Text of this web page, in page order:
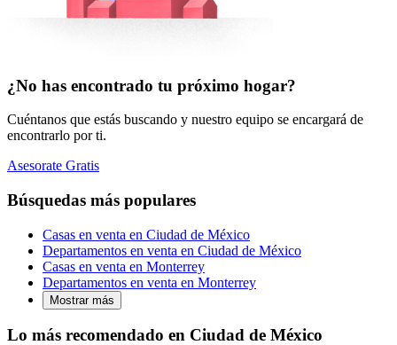
¿No has encontrado tu próximo hogar?
Cuéntanos que estás buscando y nuestro equipo se encargará de
encontrarlo por ti.
Asesorate Gratis
Búsquedas más populares
Casas en venta en Ciudad de México
Departamentos en venta en Ciudad de México
Casas en venta en Monterrey
Departamentos en venta en Monterrey
Mostrar más
Lo más recomendado en Ciudad de México